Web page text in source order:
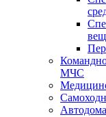
МЧС
Автодома